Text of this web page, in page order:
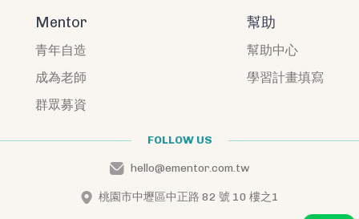
Mentor
青年自造
成為老師
群眾募資
幫助
幫助中心
學習計畫填寫
FOLLOW US
hello@ementor.com.tw
桃園市中壢區中正路 82 號 10 樓之1